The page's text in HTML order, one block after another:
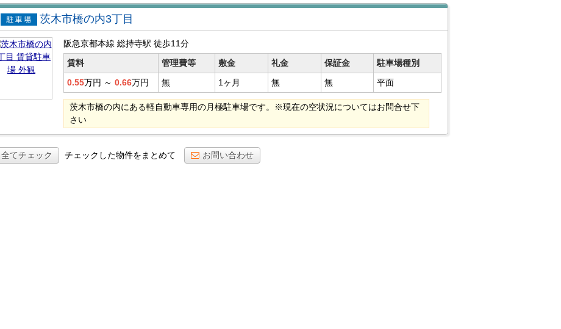
賃貸駐車
場
茨木市橋の内3丁目
阪急京都本線 総持寺駅 徒歩11分
賃料
管理費等 敷金 礼金 保証金
駐車場種別
0.55万円 ～ 0.66万円 無 1ヶ月 無 無 平面
茨木市橋の内にある軽自動車専用の月極駐車場です。※現在の空状況についてはお問合せ下
さい
全てチェック チェックした物件をまとめて お問い合わせ